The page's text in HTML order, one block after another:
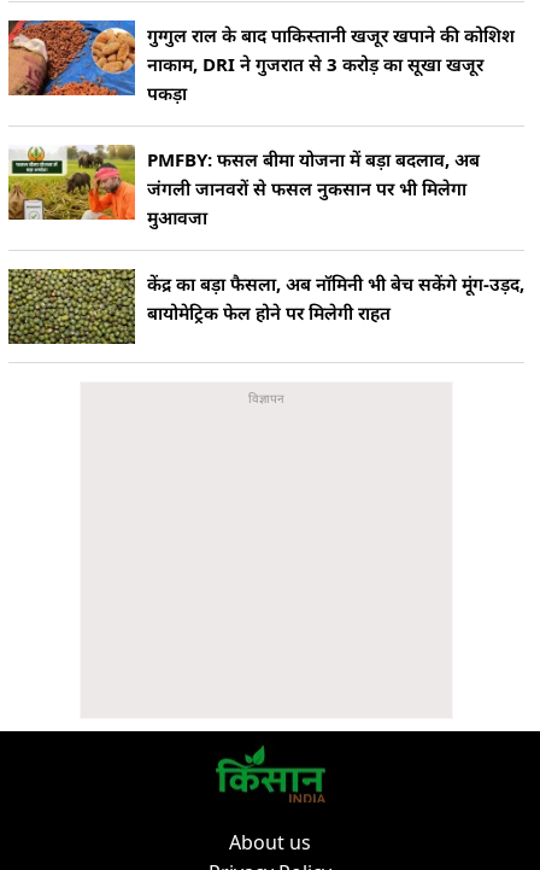
गुग्गुल राल के बाद पाकिस्तानी खजूर खपाने की कोशिश
नाकाम, DRI ने गुजरात से 3 करोड़ का सूखा खजूर
पकड़ा
PMFBY: फसल बीमा योजना में बड़ा बदलाव, अब
जंगली जानवरों से फसल नुकसान पर भी मिलेगा
मुआवजा
केंद्र का बड़ा फैसला, अब नॉमिनी भी बेच सकेंगे मूंग-उड़द,
बायोमेट्रिक फेल होने पर मिलेगी राहत
About us